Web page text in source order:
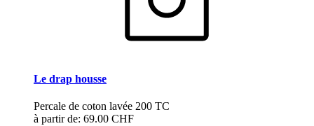
Le drap housse
Percale de coton lavée 200 TC
à partir de: 69.00 CHF